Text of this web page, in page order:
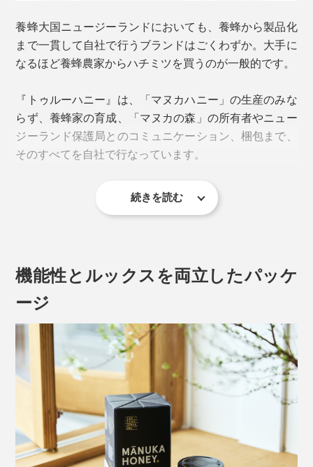
マヌカハニー選びの目安
以下の通りです。
［マヌカハニーMGO300+ UMF11+］
マヌカハニー初心者や、毎日の健康管理に
［マヌカハニーMGO500+ UMF15+］
感染症が流行する季節や、ワンランク上の健康管理
［マヌカハニーMGO850+ UMF20+］
高活性品質。健康や美容にしっかり取り組みたい方
に届いて、吸収率もアップ。
喉に不安を感じる時は、喉の奥を広げるようにして、ゆ
っくりと口に含み、マヌカハニーを行き渡らせます。
味や香りが苦手な場合は、白湯や紅茶などに入れたり、
シリアルやヨーグルトに混ぜてもOK。
養蜂大国ニュージーランドにおいても、養蜂から製品化
まで一貫して自社で行うブランドはごくわずか。大手に
なるほど養蜂農家からハチミツを買うのが一般的です。
『トゥルーハニー』は、「マヌカハニー」の生産のみな
らず、養蜂家の育成、「マヌカの森」の所有者やニュー
ジーランド保護局とのコミュニケーション、梱包まで、
そのすべてを自社で行なっています。
その根底にあるのは、「マヌカの森」と「ミツバチ」へ
の畏敬の念。
熟練の養蜂家によって、ミツバチの健康と巣箱をケア、
採蜜はミツバチのストレスを最小限に抑えて慎重に。養
続きを読む
機能性とルックスを両立したパッケ
ージ